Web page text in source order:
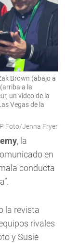
Brown (abajo a
a la
un video de la
Vegas de la
Foto/Jenna Fryer
, la
en
conducta
la revista
rivales
y Susie